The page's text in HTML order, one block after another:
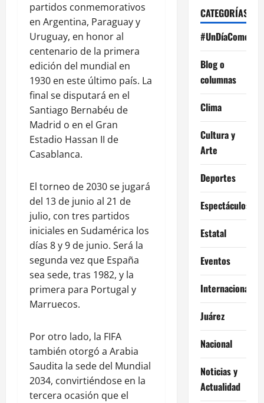
partidos conmemorativos
en Argentina, Paraguay y
Uruguay, en honor al
centenario de la primera
edición del mundial en
1930 en este último país. La
final se disputará en el
Santiago Bernabéu de
Madrid o en el Gran
Estadio Hassan II de
Casablanca.
El torneo de 2030 se jugará
del 13 de junio al 21 de
julio, con tres partidos
iniciales en Sudamérica los
días 8 y 9 de junio. Será la
segunda vez que España
sea sede, tras 1982, y la
primera para Portugal y
Marruecos.
Por otro lado, la FIFA
también otorgó a Arabia
Saudita la sede del Mundial
2034, convirtiéndose en la
tercera ocasión que el
CATEGORÍAS
#UnDíaComoHoy
Blog o
columnas
Clima
Cultura y
Arte
Deportes
Espectáculos
Estatal
Eventos
Internacional
Juárez
Nacional
Noticias y
Actualidad